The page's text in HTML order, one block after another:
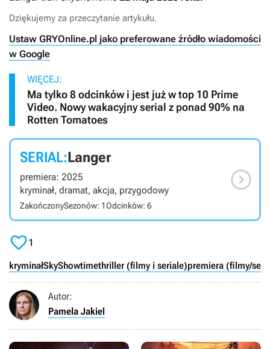
Dziękujemy za przeczytanie artykułu.
Ustaw GRYOnline.pl jako preferowane źródło wiadomości
w Google
WIĘCEJ:
Ma tylko 8 odcinków i jest już w top 10 Prime
Video. Nowy wakacyjny serial z ponad 90% na
Rotten Tomatoes
SERIAL:Langer
premiera: 2025
kryminał, dramat, akcja, przygodowy
ZakończonySezonów: 1Odcinków: 6

1
kryminałSkyShowtimethriller (filmy i seriale)premiera (filmy/
Autor:
Pamela Jakiel